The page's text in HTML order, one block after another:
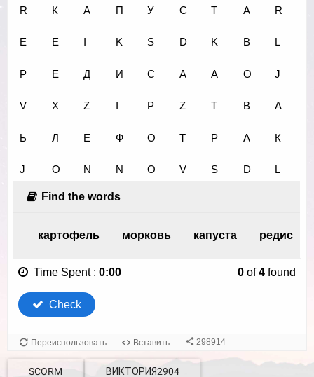
SCORM ВИКТОРИЯ2904